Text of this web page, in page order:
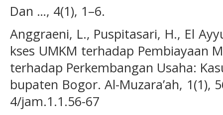
Dan …, 4(1), 1–6.
Anggraeni, L., Puspitasari, H., El
kses UMKM terhadap Pembiayaan
terhadap Perkembangan Usaha:
bupaten Bogor. Al-Muzara’ah,
4/jam.1.1.56-67